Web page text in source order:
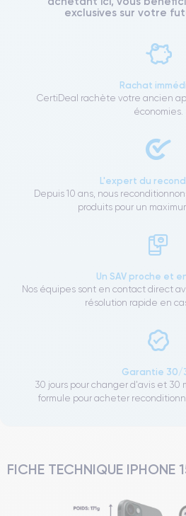
exclusives sur votre
Rachat
CertiDeal rachète votre ancien
économies.
L'expert du
Depuis 10 ans, nous
produits pour un
Un SAV proche et
Nos équipes sont en contact direct
résolution rapide en
Garantie 30/
30 jours pour changer d'avis et 30
formule pour acheter
FICHE TECHNIQUE IPHONE